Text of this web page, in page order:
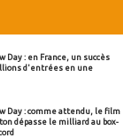
Day : en France, un succès
d'entrées en une
Day : comme attendu, le film
dépasse le milliard au box-